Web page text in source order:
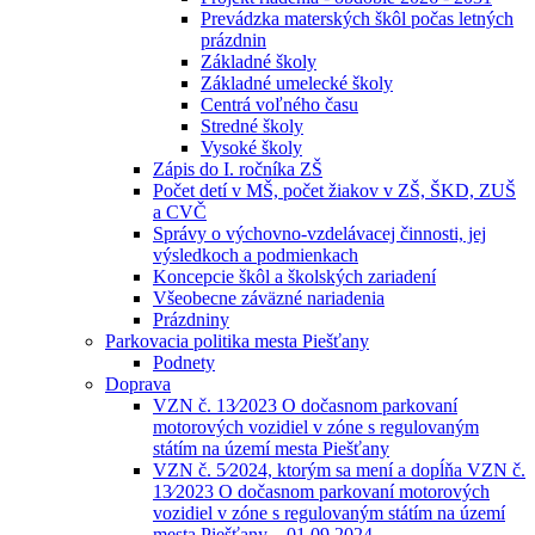
Prevádzka materských škôl počas letných
prázdnin
Základné školy
Základné umelecké školy
Centrá voľného času
Stredné školy
Vysoké školy
Zápis do I. ročníka ZŠ
Počet detí v MŠ, počet žiakov v ZŠ, ŠKD, ZUŠ
a CVČ
Správy o výchovno-vzdelávacej činnosti, jej
výsledkoch a podmienkach
Koncepcie škôl a školských zariadení
Všeobecne záväzné nariadenia
Prázdniny
Parkovacia politika mesta Piešťany
Podnety
Doprava
VZN č. 13⁄2023 O dočasnom parkovaní
motorových vozidiel v zóne s regulovaným
státím na území mesta Piešťany
VZN č. 5⁄2024, ktorým sa mení a dopĺňa VZN č.
13⁄2023 O dočasnom parkovaní motorových
vozidiel v zóne s regulovaným státím na území